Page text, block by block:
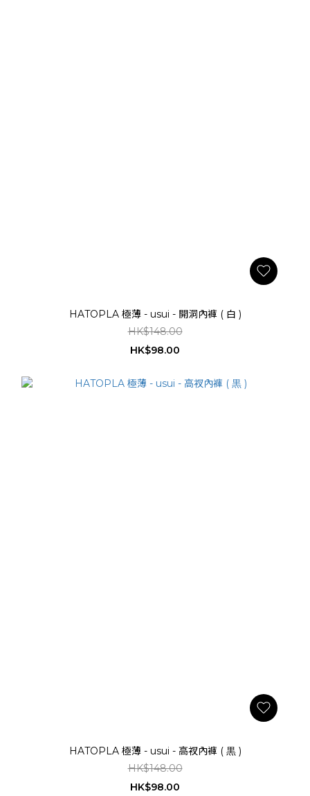
HATOPLA 極薄 - usui - 開洞內褲 ( 白 )
HK$148.00
HK$98.00
HATOPLA 極薄 - usui - 高衩內褲 ( 黒 )
HK$148.00
HK$98.00